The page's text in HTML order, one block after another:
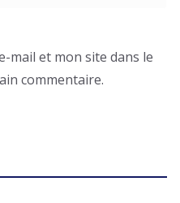
mail et mon site dans le
commentaire.